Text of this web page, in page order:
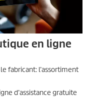
en ligne
fabricant: l’assortiment
d’assistance gratuite